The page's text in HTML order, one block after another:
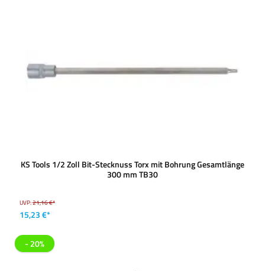
KS Tools 1/2 Zoll Bit-Stecknuss Torx mit Bohrung Gesamtlänge
300 mm TB30
UVP:21,16 €*
15,23 €*
- 20%